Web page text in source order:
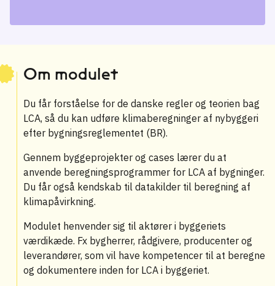
Om modulet
Du får forståelse for de danske regler og teorien bag
LCA, så du kan udføre klimaberegninger af nybyggeri
efter bygningsreglementet (BR).
Gennem byggeprojekter og cases lærer du at
anvende beregningsprogrammer for LCA af bygninger.
Du får også kendskab til datakilder til beregning af
klimapåvirkning.
Modulet henvender sig til aktører i byggeriets
værdikæde. Fx bygherrer, rådgivere, producenter og
leverandører, som vil have kompetencer til at beregne
og dokumentere inden for LCA i byggeriet.